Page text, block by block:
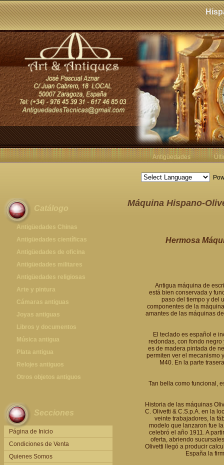
Antigüedades
Catálogo
Antigüedades Chinas
Antigüedades Chinas
Antigüedades científicas
Antigüedades científicas
Antigüedades de oficina
Máquinas de escribir antiguas
Calculadoras antiguas
Teléfonos y Telégrafos antiguos
Antigüedades militares
Espadas antiguas
Medallas y condecoraciones
Cascos militares
Otros artículos militares
Antigüedades religiosas
Antigüedades religiosas
Arte y pintura
Pintura antigua
Pintura contemporánea
Grabados antiguos y mapas
Cámaras antiguas
Cámaras antiguas
Joyas antiguas
Joyas antiguas
Libros y documentos
Libros antiguos
Fotografia antigua
Publicaciones antiguas
Música antigua
Gramófonos antiguos
Cajas de música antiguas
Radios antiguas
Plata antigua
Plata antigua
Relojes antiguos
Relojes sobremesa antiguos
Relojes de pie antiguos
Relojes de bolsillo antiguos
Relojes de pulsera antiguos
Otros objetos antiguos
Secciones
Página de Inicio
Condiciones de Venta
Quienes Somos
Máquina Hispano-
Hermosa
Antigua máquina de
está bien conservada y
paso del tiempo y del
componentes de la
amantes de las máquinas
El teclado es español e
redondas, con fondo
es de madera pintada de
permiten ver el mecanismo
M40. En la parte
Tan bella como funcional,
Historia de las máquinas
C. Olivetti & C.S.p.A. en la
veinte trabajadores, la
modelo que lanzaron fue
celebró el año 1911. A
oferta, abriendo
Olivetti llegó a producir
España la